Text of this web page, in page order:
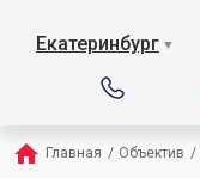
Екатеринбург ▼
Главная / Объектив /